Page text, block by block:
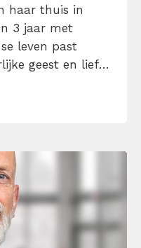
haar thuis in
3 jaar met
leven past
geest en liefde
om te